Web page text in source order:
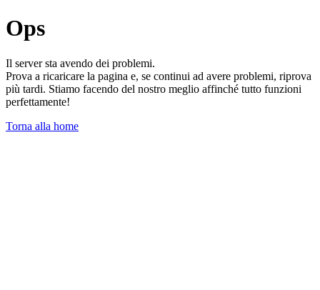
Ops
Il server sta avendo dei problemi.
Prova a ricaricare la pagina e, se continui ad avere problemi, riprova
più tardi. Stiamo facendo del nostro meglio affinché tutto funzioni
perfettamente!
Torna alla home